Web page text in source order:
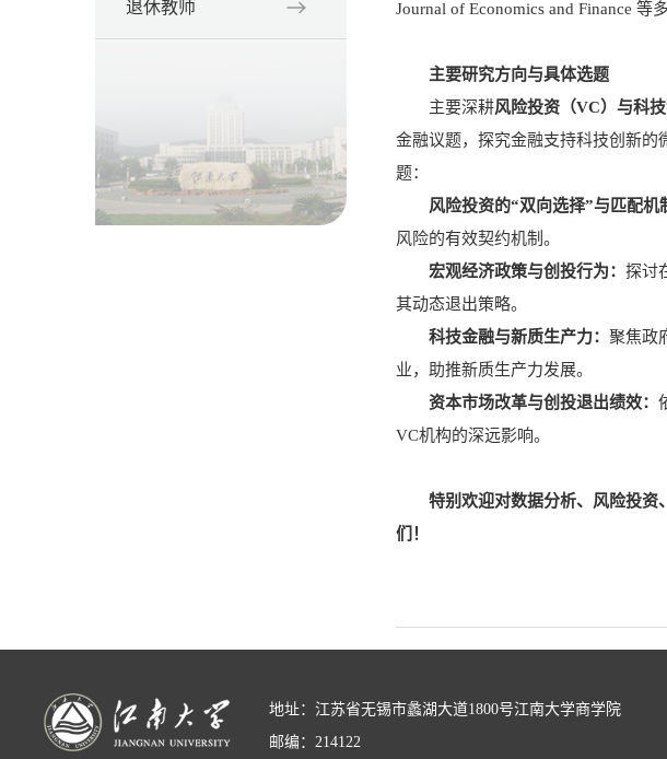
退休教师
Journal of Economics and Finance 等
主要研究方向与具体选题
主要深耕风险投资（VC）与科
金融议题，探究金融支持科技创新
题：
风险投资的“双向选择”与匹配机
风险的有效契约机制。
宏观经济政策与创投行为： 探讨
其动态退出策略。
科技金融与新质生产力： 聚焦政
业，助推新质生产力发展。
资本市场改革与创投退出绩效：
VC机构的深远影响。
特别欢迎对数据分析、风险投资
们！
地址：江苏省无锡市蠡湖大道1800号江南大学商学院
邮编：214122